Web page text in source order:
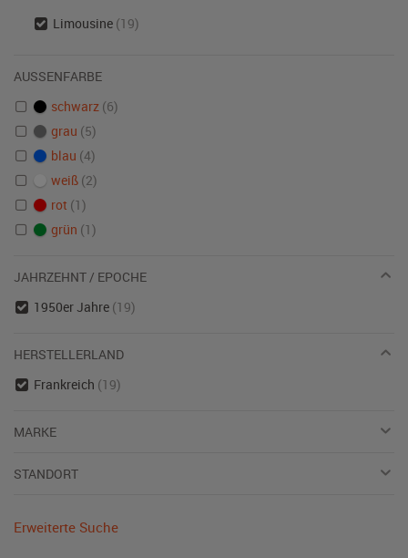
Limousine (19)
AUSSENFARBE
schwarz (6)
grau (5)
blau (4)
weiß (2)
rot (1)
grün (1)
JAHRZEHNT / EPOCHE
1950er Jahre (19)
HERSTELLERLAND
Frankreich (19)
MARKE
STANDORT
Erweiterte Suche